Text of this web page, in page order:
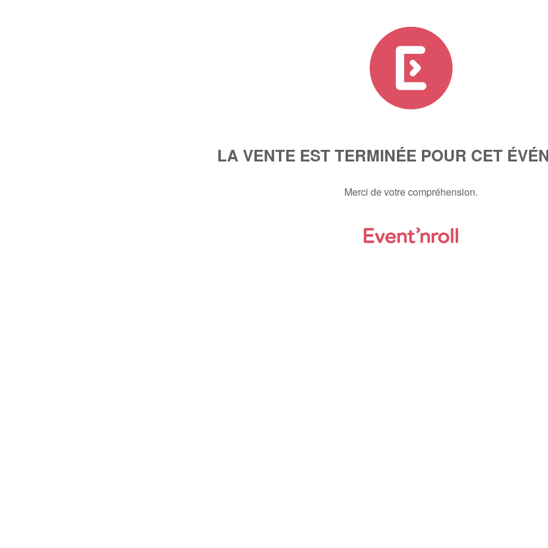
LA VENTE EST TERMINÉE POUR CET
Merci de votre compréhension.